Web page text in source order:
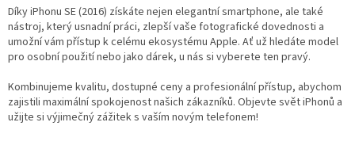
ý
p
i
s
Díky iPhonu SE (2016) získáte nejen elegantní smartphone, ale také
nástroj, který usnadní práci, zlepší vaše fotografické dovednosti a
umožní vám přístup k celému ekosystému Apple. Ať už hledáte model
pro osobní použití nebo jako dárek, u nás si vyberete ten pravý.
Kombinujeme kvalitu, dostupné ceny a profesionální přístup, abychom
zajistili maximální spokojenost našich zákazníků. Objevte svět iPhonů a
užijte si výjimečný zážitek s vaším novým telefonem!